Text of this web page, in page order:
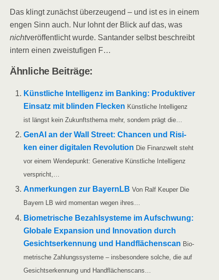
Das klingt zunächst über­zeu­gend – und ist es in einem
engen Sinn auch. Nur lohnt der Blick auf das, was
nichtver­öf­fent­licht wur­de. San­tan­der selbst beschreibt
intern einen zwei­stu­fi­gen F…
Ähn­li­che Beiträge:
Künst­li­che Intel­li­genz im Ban­king: Pro­duk­ti­ver
Ein­satz mit blin­den Fle­cken Künst­li­che Intel­li­genz
ist längst kein Zukunfts­the­ma mehr, son­dern prägt die…
GenAI an der Wall Street: Chan­cen und Risi­
ken einer digi­ta­len Revo­lu­ti­on Die Finanz­welt steht
vor einem Wen­de­punkt: Gene­ra­ti­ve Künst­li­che Intel­li­genz
verspricht,…
Anmer­kun­gen zur Bay­ern­LB Von Ralf Keu­per Die
Bay­ern LB wird momen­tan wegen ihres…
Bio­me­tri­sche Bezahl­sys­te­me im Auf­schwung:
Glo­ba­le Expan­si­on und Inno­va­ti­on durch
Gesichts­er­ken­nung und Hand­flä­chen­scan Bio­
me­tri­sche Zah­lungs­sys­te­me – ins­be­son­de­re sol­che, die auf
Gesichts­er­ken­nung und Handflächenscans…